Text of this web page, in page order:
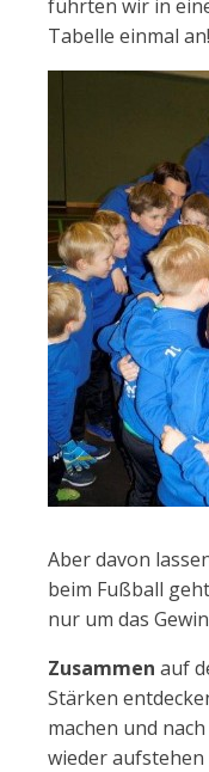
führten wir in
Tabelle einmal an!
Aber davon
beim Fußball
nur um das
Zusammen auf
Stärken
machen und
wieder aufstehen